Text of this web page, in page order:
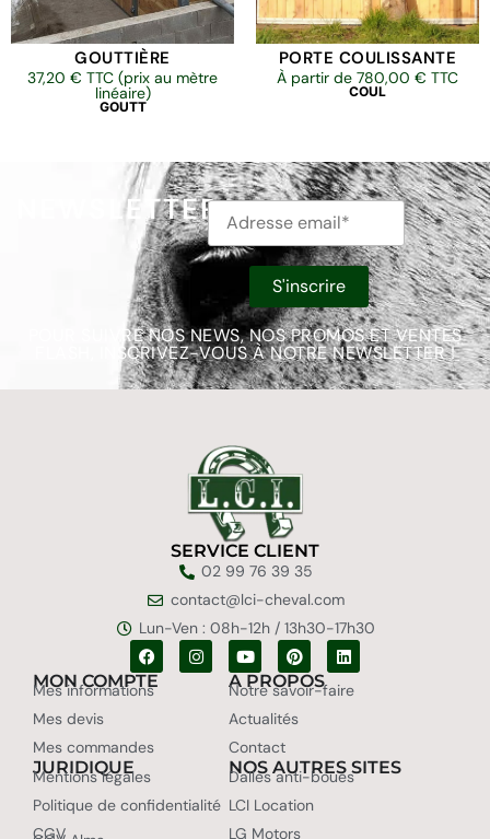
GOUTTIÈRE
37,20 € TTC (prix au mètre
linéaire)
GOUTT
PORTE COULISSANTE
À partir de 780,00 € TTC
COUL
NEWSLETTER
POUR SUIVRE NOS NEWS, NOS PROMOS ET VENTES
FLASH, INSCRIVEZ-VOUS À NOTRE NEWSLETTER !
SERVICE CLIENT
02 99 76 39 35
contact@lci-cheval.com
Lun-Ven : 08h-12h / 13h30-17h30
MON COMPTE
Mes informations
Mes devis
Mes commandes
JURIDIQUE
Mentions légales
Politique de confidentialité
CGV
A PROPOS
Notre savoir-faire
Actualités
Contact
NOS AUTRES SITES
Dalles anti-boues
LCI Location
LG Motors